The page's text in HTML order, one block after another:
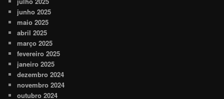
junho 2025
maio 2025
abril 2025
março 2025
fevereiro 2025
janeiro 2025
dezembro 2024
novembro 2024
outubro 2024